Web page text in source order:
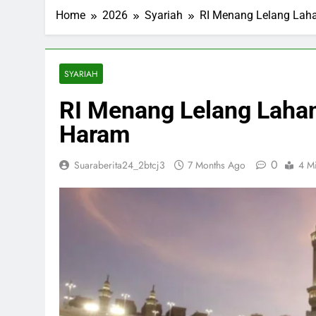
3 Months Ago
Inggris dan
Trump
3 Months Ago
Home 2026 Syariah RI Menang Lelang
SYARIAH
RI Menang Lelang
Haram
Suaraberita24_2btcj3 7 Months Ago 0 4